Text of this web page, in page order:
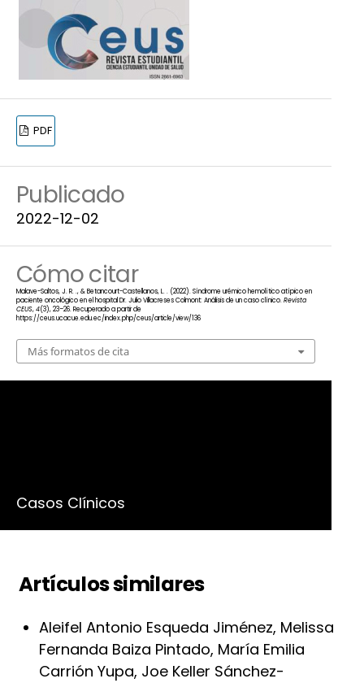
PDF
Publicado
2022-12-02
Cómo citar
Malave-Saltos, J. R. ., & Betancourt-Castellanos, L. . (2022). Síndrome urémico hemolítico atípico en
paciente oncológico en el hospital Dr. Julio Villacreses Colmont: Análisis de un caso clínico.Revista
CEUS,4(3), 23–26. Recuperado a partir de
https://ceus.ucacue.edu.ec/index.php/ceus/article/view/136
Más formatos de cita
Casos Clínicos
Artículos similares
Aleifel Antonio Esqueda Jiménez, Melissa
Fernanda Baiza Pintado, María Emilia
Carrión Yupa, Joe Keller Sánchez-